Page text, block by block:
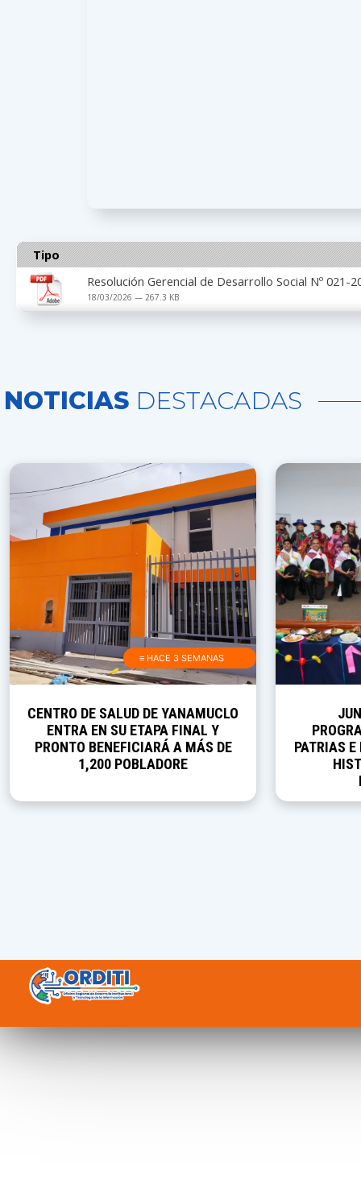
Tipo
Resolución Gerencial de Desarrollo Social Nº 021-
18/03/2026 — 267.3 KB
NOTICIAS DESTACADAS
≡ HACE 3 SEMANAS
CENTRO DE SALUD DE YANAMUCLO
ENTRA EN SU ETAPA FINAL Y
PRONTO BENEFICIARÁ A MÁS DE
1,200 POBLADORE
PATRIAS